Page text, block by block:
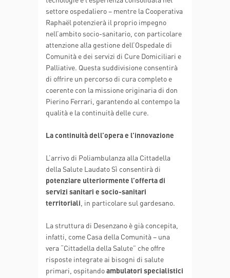
settore ospedaliero – mentre la Cooperativa
Raphaël potenzierà il proprio impegno
nell’ambito socio-sanitario, con particolare
attenzione alla gestione dell’Ospedale di
Comunità e dei servizi di Cure Domiciliari e
Palliative. Questa suddivisione consentirà
di offrire un percorso di cura completo e
coerente con la missione originaria di don
Pierino Ferrari, garantendo al contempo la
qualità e la continuità delle cure.
La continuità dell’opera e l’innovazione
L’arrivo di Poliambulanza alla Cittadella
della Salute Laudato Sì consentirà di
potenziare ulteriormente l’offerta di
servizi sanitari e socio-sanitari
territoriali , in particolare sul gardesano.
La struttura di Desenzano è già concepita,
infatti, come Casa della Comunità – una
vera “Cittadella della Salute” che offre
risposte integrate ai bisogni di salute
primari, ospitandoambulatori specialistici